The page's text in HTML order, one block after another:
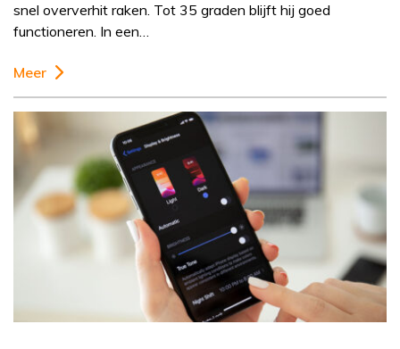
snel oververhit raken. Tot 35 graden blijft hij goed
functioneren. In een…
Meer